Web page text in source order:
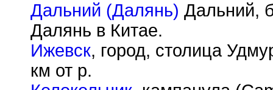
Дальний (Далянь) Дальний,
Далянь в Китае.
Ижевск, город, столица
км от р.